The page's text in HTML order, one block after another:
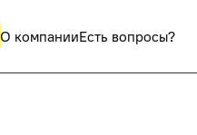
О компанииЕсть вопросы?